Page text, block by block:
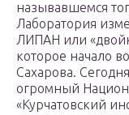
называвшемся
Лаборатория
ЛИПАН или
которое начало
Сахарова.
огромный
«Курчатовский